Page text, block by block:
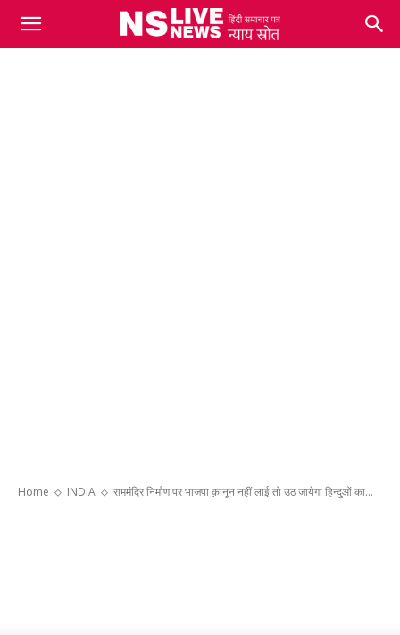
Home INDIA राममंदिर निर्माण पर भाजपा क़ानून नहीं लाई तो उठ जायेगा हिन्दुओं का...